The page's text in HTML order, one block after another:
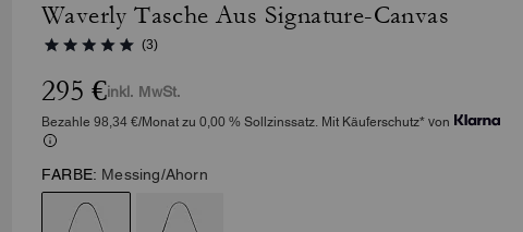
Waverly Tasche Aus Signature-Canvas
(3)
295 €inkl. MwSt.
Bezahle 98,34 €/Monat zu 0,00 % Sollzinssatz. Mit Käuferschutz* von
FARBE: Messing/Ahorn